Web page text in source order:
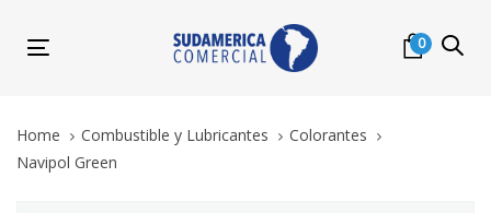
links
primary
content
0
Toggle
Home Combustible y Lubricantes
Colorantes
Navipol Green